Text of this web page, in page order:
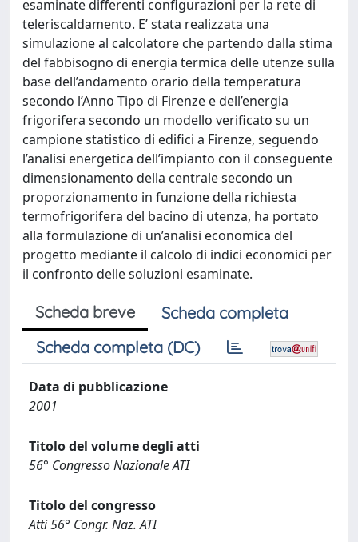
esaminate differenti configurazioni per la rete di
teleriscaldamento. E’ stata realizzata una
simulazione al calcolatore che partendo dalla stima
del fabbisogno di energia termica delle utenze sulla
base dell’andamento orario della temperatura
secondo l’Anno Tipo di Firenze e dell’energia
frigorifera secondo un modello verificato su un
campione statistico di edifici a Firenze, seguendo
l’analisi energetica dell’impianto con il conseguente
dimensionamento della centrale secondo un
proporzionamento in funzione della richiesta
termofrigorifera del bacino di utenza, ha portato
alla formulazione di un’analisi economica del
progetto mediante il calcolo di indici economici per
il confronto delle soluzioni esaminate.
Scheda breve
Scheda completa
Scheda completa (DC)
Data di pubblicazione
2001
Titolo del volume degli atti
56° Congresso Nazionale ATI
Titolo del congresso
Atti 56° Congr. Naz. ATI